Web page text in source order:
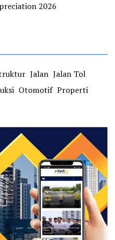
2026
Jalan Jalan Tol
Otomotif Properti